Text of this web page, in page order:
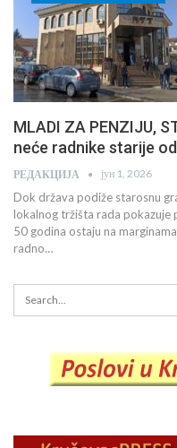
MLADI ZA PENZIJU,
neće radnike starije
РЕДАКЦИЈА јун 1, 2026
Dok država podiže starosnu
lokalnog tržišta rada pokazuje
50 godina ostaju na
radno…